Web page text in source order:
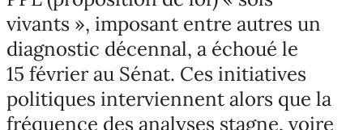
vivants », imposant entre autres un
diagnostic décennal, a échoué le
15 février au Sénat. Ces initiatives
politiques interviennent alors que la
fréquence des analyses stagne, voire